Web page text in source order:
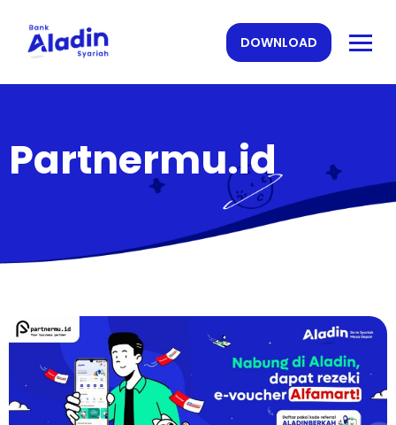
DOWNLOAD
Partnermu.id